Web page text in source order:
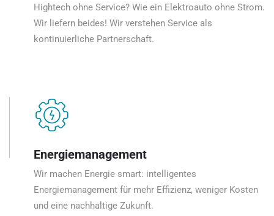
Hightech ohne Service? Wie ein Elektroauto ohne Strom.
Wir liefern beides! Wir verstehen Service als
kontinuierliche Partnerschaft.
Energiemanagement
Wir machen Energie smart: intelligentes
Energiemanagement für mehr Effizienz, weniger Kosten
und eine nachhaltige Zukunft.